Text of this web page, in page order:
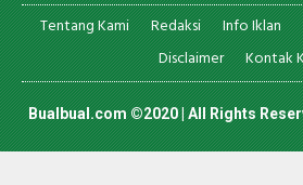
Tentang Kami Redaksi Info Iklan
Disclaimer
Kontak
Bualbual.com ©2020 | All Rights